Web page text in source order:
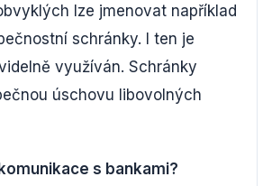
lze jmenovat například
schránky. I ten je
využíván. Schránky
úschovu libovolných
s bankami?